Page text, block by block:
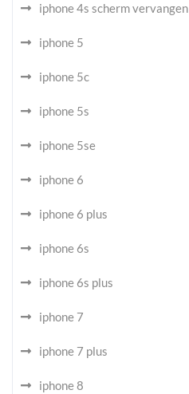
iphone 4s scherm vervangen
iphone 5
iphone 5c
iphone 5s
iphone 5se
iphone 6
iphone 6 plus
iphone 6s
iphone 6s plus
iphone 7
iphone 7 plus
iphone 8